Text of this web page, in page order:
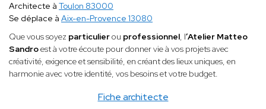
Fiche architecte
Architecte à Toulon 83000
Se déplace à Aix-en-Provence 13080
Que vous soyez particulierou professionnel, l’Atelier Matteo
Sandroest à votre écoute pour donner vie à vos projets avec
créativité, exigence et sensibilité, en créant des lieux uniques, en
harmonie avec votre identité, vos besoins et votre budget.